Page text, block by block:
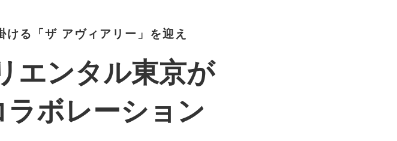
る「ザ アヴィアリー」を迎え
エンタル東京が
ラボレーション